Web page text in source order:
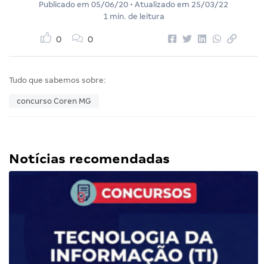
Publicado em 05/06/20 • Atualizado em 25/03/22
1 min. de leitura
0 0
Tudo que sabemos sobre:
concurso Coren MG
Notícias recomendadas